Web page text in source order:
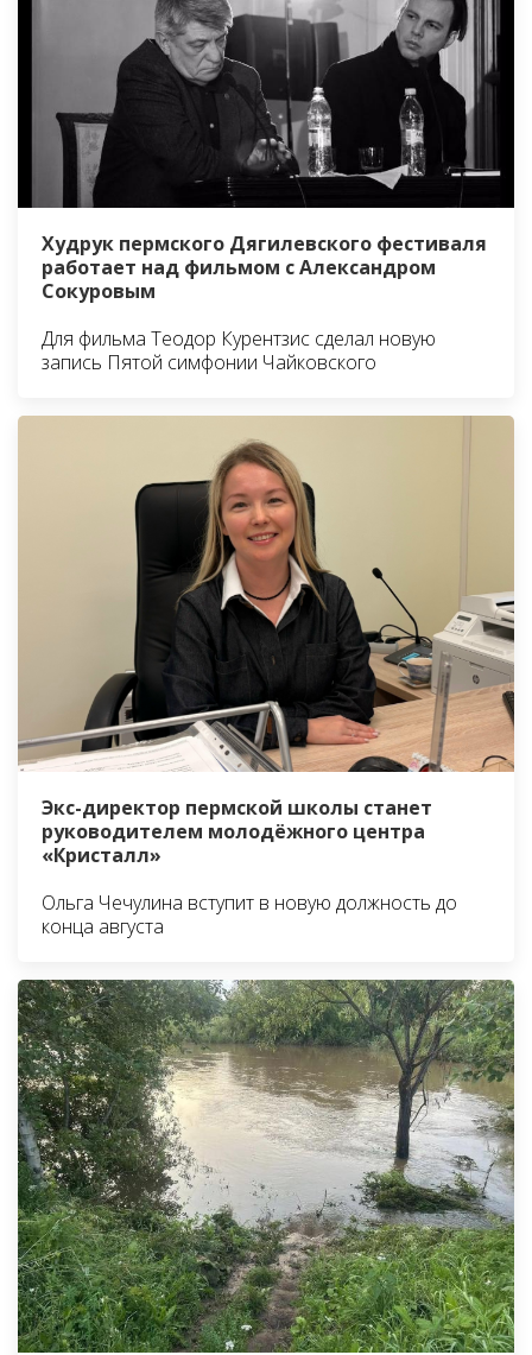
Худрук пермского Дягилевского фестиваля
работает над фильмом с Александром
Сокуровым
Для фильма Теодор Курентзис сделал новую
запись Пятой симфонии Чайковского
Экс-директор пермской школы станет
руководителем молодёжного центра
«Кристалл»
Ольга Чечулина вступит в новую должность до
конца августа